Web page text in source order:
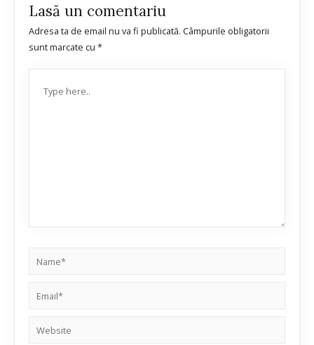
Lasă un comentariu
Adresa ta de email nu va fi publicată. Câmpurile obligatorii
sunt marcate cu *